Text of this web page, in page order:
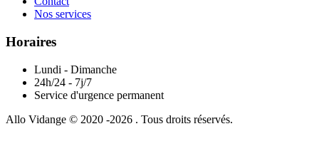
Nos services
Horaires
Lundi - Dimanche
24h/24 - 7j/7
Service d'urgence permanent
Allo Vidange © 2020 -2026 . Tous droits réservés.